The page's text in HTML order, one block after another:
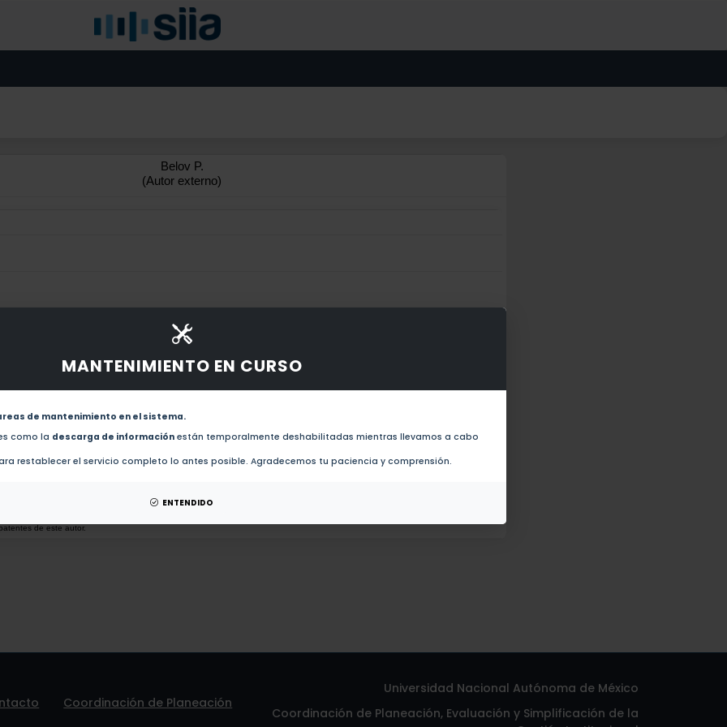
MANTENIMIENTO EN CURSO
de mantenimiento en el sistema.
como la descarga de información están temporalmente deshabilitadas mientras llevamos a cabo
restablecer el servicio completo lo antes posible. Agradecemos tu paciencia y comprensión.
ENTENDIDO
Belov P.
(Autor externo)
de este autor.
Reduction of scattering using thin all-dielectric shells designed by stochastic optimizer (2014)
de este autor.
Coordinación de Planeación
Universidad Nacional Autónoma de México
Coordinación de Planeación, Evaluación y Simplificación de la